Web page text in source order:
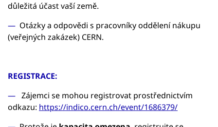
důležitá účast vaší země.
Otázky a odpovědi s pracovníky oddělení nákupu
(veřejných zakázek) CERN.
REGISTRACE:
Zájemci se mohou registrovat prostřednictvím
odkazu: https://indico.cern.ch/event/1686379/